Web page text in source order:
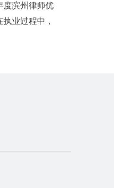
度滨州律师优
业过程中，